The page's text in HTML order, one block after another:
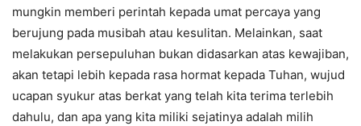
mungkin memberi perintah kepada umat percaya yang
berujung pada musibah atau kesulitan. Melainkan, saat
melakukan persepuluhan bukan didasarkan atas kewajiban,
akan tetapi lebih kepada rasa hormat kepada Tuhan, wujud
ucapan syukur atas berkat yang telah kita terima terlebih
dahulu, dan apa yang kita miliki sejatinya adalah milih